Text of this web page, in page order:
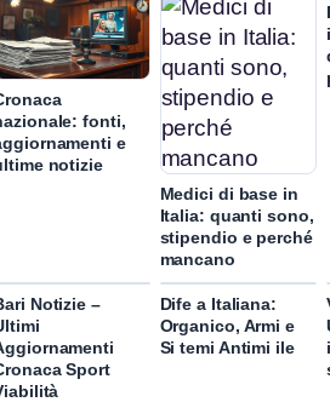
fonti,
e
notizie
Medici di base in
Italia: quanti sono,
stipendio e perché
mancano
Notizie –
Sport
Dife a Italiana:
Organico, Armi e
Si temi Antimi ile